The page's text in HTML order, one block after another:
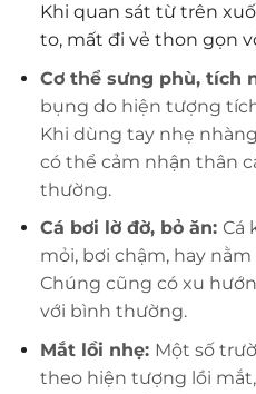
Khi quan sát từ trên
to, mất đi vẻ thon gọn
Cơ thể sưng phù, tích
bụng do hiện tượng
Khi dùng tay nhẹ
có thể cảm nhận thân
thường.
Cá bơi lờ đờ, bỏ ăn: Cá
mỏi, bơi chậm, hay
Chúng cũng có xu
với bình thường.
Mắt lồi nhẹ: Một số
theo hiện tượng lồi